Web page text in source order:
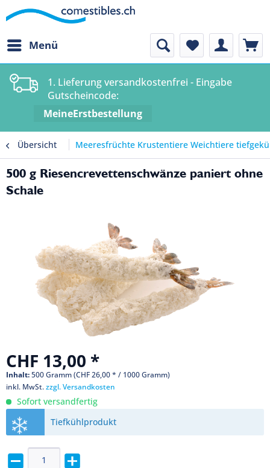
Menü
1. Lieferung versandkostenfrei - Eingabe
Gutscheincode:
MeineErstbestellung
Übersicht Meeresfrüchte Krustentiere Weichtiere
500 g Riesencrevettenschwänze paniert ohne
Schale
CHF 13,00 *
Inhalt:500 Gramm (CHF 26,00 * / 1000 Gramm)
inkl. MwSt.zzgl. Versandkosten
Sofort versandfertig
Tiefkühlprodukt